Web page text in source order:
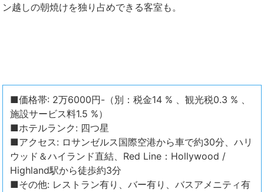
ン越しの朝焼けを独り占めできる客室も。
■価格帯: 2万6000円-（別：税金14 % 、観光税0.3 % 、
施設サービス料1.5 %）
■ホテルランク: 四つ星
■アクセス: ロサンゼルス国際空港から車で約30分、ハリ
ウッド＆ハイランド直結、Red Line：Hollywood /
Highland駅から徒歩約3分
■その他: レストラン有り、バー有り、バスアメニティ有